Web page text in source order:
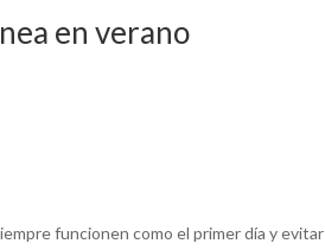
en verano
funcionen como el primer día y evitar